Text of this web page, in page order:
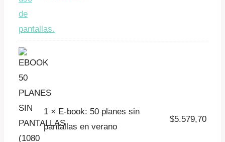
1 × E-book: 50 planes sin
pantallas en verano
$5.579,70